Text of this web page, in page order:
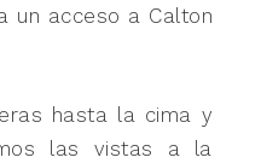
un acceso a Calton
hasta la cima y
las vistas a la